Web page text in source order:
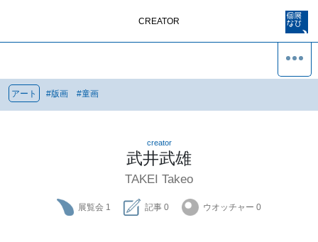
CREATOR
アート #版画 #童画
creator
武井武雄
TAKEI Takeo
展覧会 1 記事 0 ウオッチャー 0